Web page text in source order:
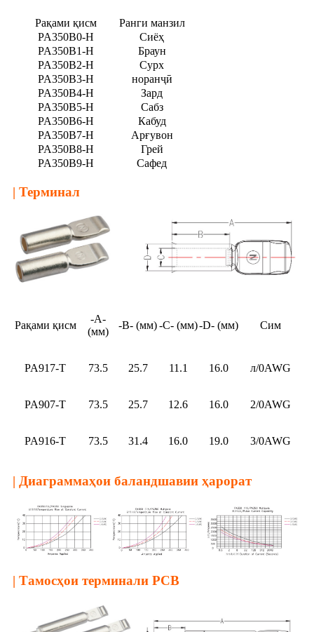
Рақами қисм
Ранги манзил
PA350B0-H
Сиёҳ
PA350B1-H
Браун
PA350B2-H
Сурх
PA350B3-H
норанҷӣ
PA350B4-H
Зард
PA350B5-H
Сабз
PA350B6-H
Кабуд
PA350B7-H
Арғувон
PA350B8-H
Грей
PA350B9-H
Сафед
| Терминал
Рақами қисм
-А-
(мм)
-B- (мм)-C- (мм)-D- (мм) Сим
PA917-Т 73.5 25.7 11.1 16.0 л/0AWG
PA907-Т 73.5 25.7 12.6 16.0 2/0AWG
PA916-Т 73.5 31.4 16.0 19.0 3/0AWG
| Диаграммаҳои баландшавии ҳарорат
| Тамосҳои терминали PCB